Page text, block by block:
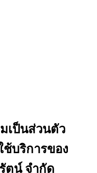
เป็นส่วนตัว
ช้บริการของ
ตน์ จำกัด